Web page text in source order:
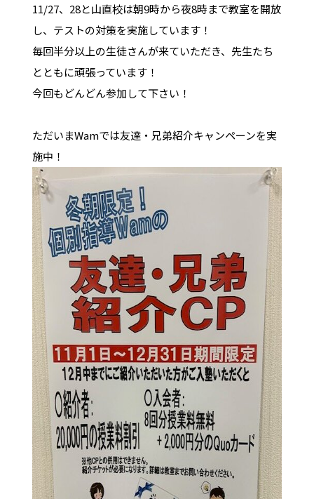
11/27、28と山直校は朝9時から夜8時まで教室を開放
し、テストの対策を実施しています！
毎回半分以上の生徒さんが来ていただき、先生たち
とともに頑張っています！
今回もどんどん参加して下さい！
ただいまWamでは友達・兄弟紹介キャンペーンを実
施中！